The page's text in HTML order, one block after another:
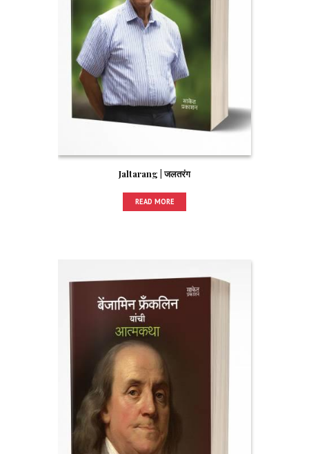
Jaltarang | जलतरंग
READ MORE